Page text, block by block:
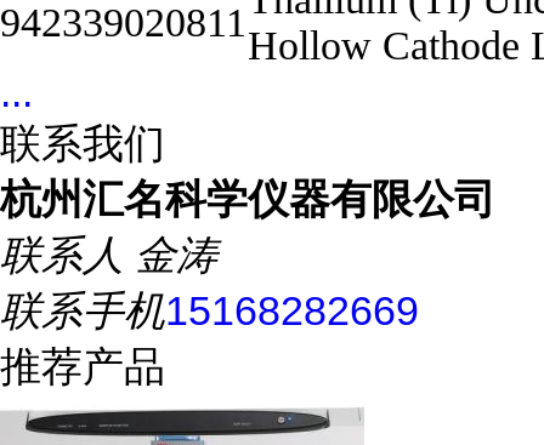
942339020811
Hollow Cathode
...
联系我们
杭州汇名科学仪器有限公司
联系人 金涛
联系手机15168282669
推荐产品